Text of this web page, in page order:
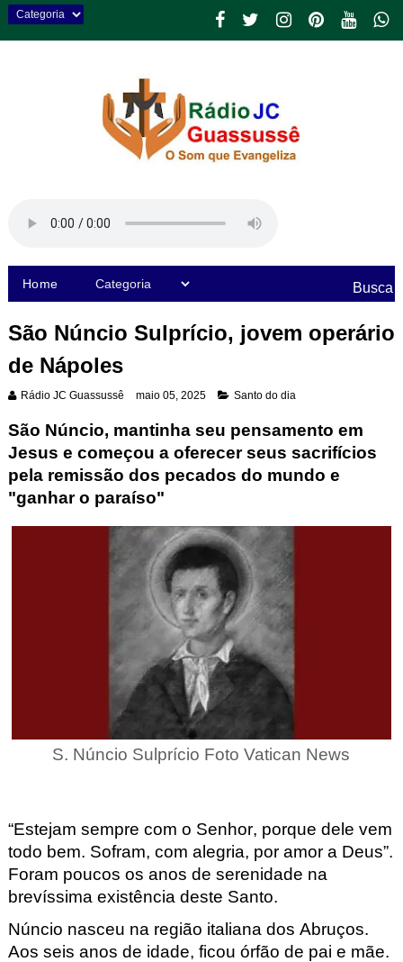
Home Busca
São Núncio Sulprício, jovem operário
de Nápoles
Rádio JC Guassussê maio 05, 2025 Santo do dia
São Núncio, mantinha seu pensamento em
Jesus e começou a oferecer seus sacrifícios
pela remissão dos pecados do mundo e
"ganhar o paraíso"
S. Núncio Sulprício Foto Vatican News
“Estejam sempre com o Senhor, porque dele vem
todo bem. Sofram, com alegria, por amor a Deus”.
Foram poucos os anos de serenidade na
brevíssima existência deste Santo.
Núncio nasceu na região italiana dos Abruços.
Aos seis anos de idade, ficou órfão de pai e mãe.